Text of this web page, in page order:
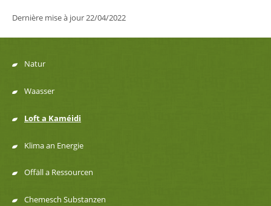
Dernière mise à jour22/04/2022
Menu
de
navigation
Natur
Waasser
Loft a Kaméidi
Klima an Energie
Offäll a Ressourcen
Chemesch Substanzen